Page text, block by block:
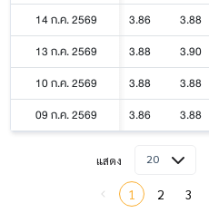
14 ก.ค. 2569
3.86 3.88
13 ก.ค. 2569
3.88 3.90
10 ก.ค. 2569
3.88 3.88
09 ก.ค. 2569
3.86 3.88
แสดง 20
1 2 3